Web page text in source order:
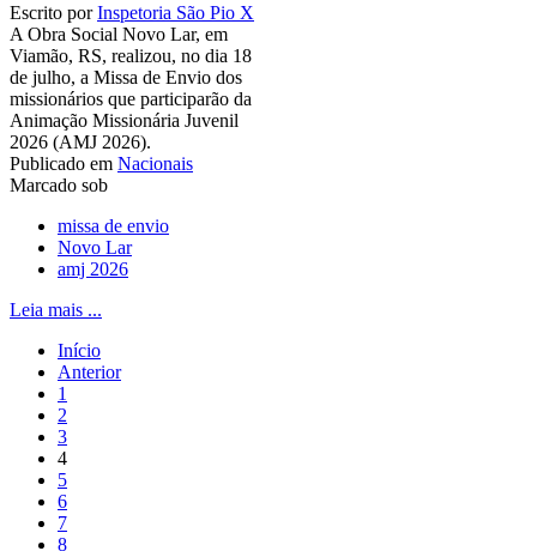
Escrito porInspetoria São Pio X
A Obra Social Novo Lar, em
Viamão, RS, realizou, no dia 18
de julho, a Missa de Envio dos
missionários que participarão da
Animação Missionária Juvenil
2026 (AMJ 2026).
Publicado em Nacionais
Marcado sob
missa de envio
Novo Lar
amj 2026
Leia mais ...
Início
Anterior
1
2
3
4
5
6
7
8